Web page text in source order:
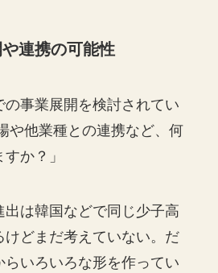
連携の可能性
の事業展開を検討されてい
や他業種との連携など、何
か？」
出は韓国などで同じ少子高
けどまだ考えていない。だ
らいろいろな形を作ってい